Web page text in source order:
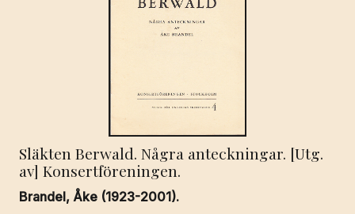
Släkten Berwald. Några anteckningar. [Utg.
av] Konsertföreningen.
Brandel, Åke (1923-2001).